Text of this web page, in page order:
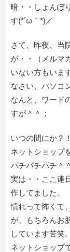
暗・・しょんぼ
す(*´ω｀*)／
さて、昨夜、当
が・・（メルマ
いない方もいま
なさい、パソコ
なんと、ワード
すが＾＾；
いつの間にか？
ネットショップ
パチパチパチ＾
実は・・ここ連
作してました。
慣れって怖くて
が、もちろんお
しています苦笑。
ネットショップ